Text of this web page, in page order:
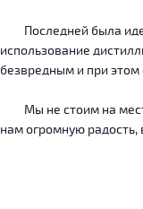
Последней была идея
использование
безвредным и при
Мы не стоим на
нам огромную радость,